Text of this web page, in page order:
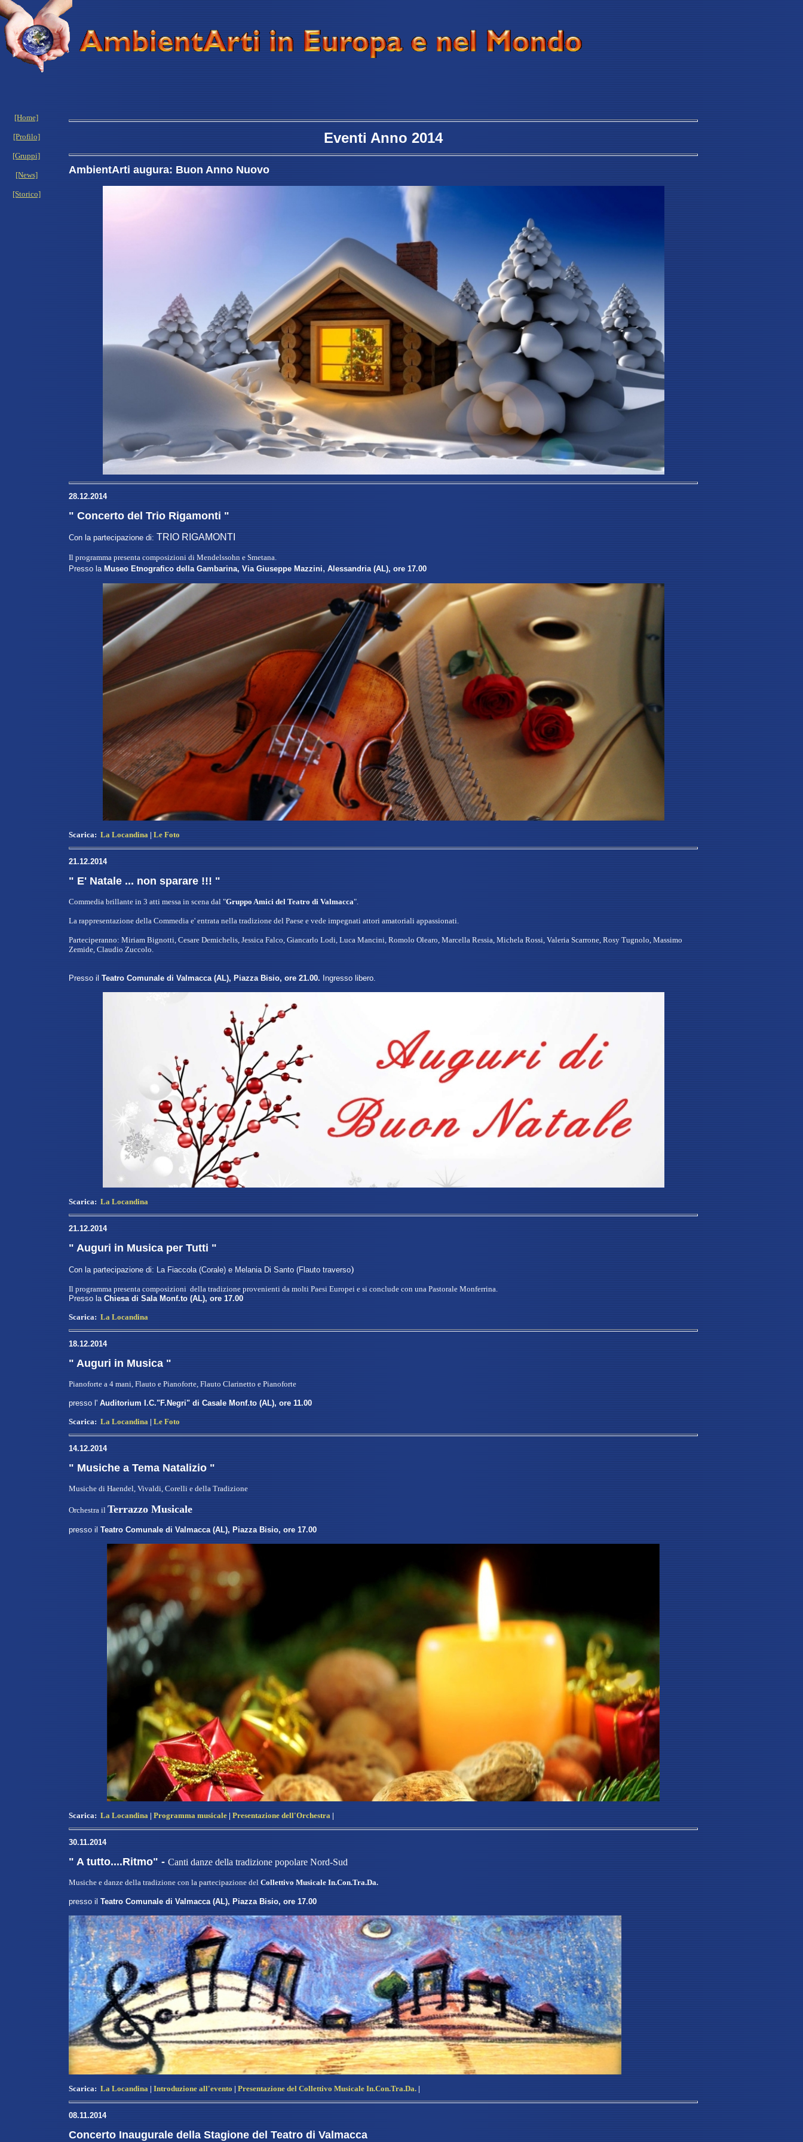
[Home]
[Profilo]
[Gruppi]
[News]
[Storico]
Eventi Anno 2014
AmbientArti augura: Buon Anno Nuovo
28.12.2014
" Concerto del Trio Rigamonti "
Con la partecipazione di: TRIO RIGAMONTI
Il programma presenta composizioni di Mendelssohn e Smetana.
Presso la Museo Etnografico della Gambarina, Via Giuseppe Mazzini, Alessandria (AL), ore 17.00
Scarica: La Locandina | Le Foto
21.12.2014
" E' Natale ... non sparare !!! "
Commedia brillante in 3 atti messa in scena dal "Gruppo Amici del Teatro di Valmacca".
La rappresentazione della Commedia e' entrata nella tradizione del Paese e vede impegnati attori amatoriali appassionati.
Parteciperanno: Miriam Bignotti, Cesare Demichelis, Jessica Falco, Giancarlo Lodi, Luca Mancini, Romolo Olearo, Marcella Ressia, Michela Rossi, Valeria Scarrone, Rosy Tugnolo, Massimo
Zemide, Claudio Zuccolo.
Presso il Teatro Comunale di Valmacca (AL), Piazza Bisio, ore 21.00. Ingresso libero.
Scarica: La Locandina
21.12.2014
" Auguri in Musica per Tutti "
Con la partecipazione di: La Fiaccola (Corale) e Melania Di Santo (Flauto traverso)
Il programma presenta composizioni della tradizione provenienti da molti Paesi Europei e si conclude con una Pastorale Monferrina.
Presso la Chiesa di Sala Monf.to (AL), ore 17.00
Scarica: La Locandina
18.12.2014
" Auguri in Musica "
Pianoforte a 4 mani, Flauto e Pianoforte, Flauto Clarinetto e Pianoforte
presso l' Auditorium I.C."F.Negri" di Casale Monf.to (AL), ore 11.00
Scarica: La Locandina | Le Foto
14.12.2014
" Musiche a Tema Natalizio "
Musiche di Haendel, Vivaldi, Corelli e della Tradizione
Orchestra il Terrazzo Musicale
presso il Teatro Comunale di Valmacca (AL), Piazza Bisio, ore 17.00
Scarica: La Locandina | Programma musicale | Presentazione dell'Orchestra |
30.11.2014
" A tutto....Ritmo" - Canti danze della tradizione popolare Nord-Sud
Musiche e danze della tradizione con la partecipazione del Collettivo Musicale In.Con.Tra.Da.
presso il Teatro Comunale di Valmacca (AL), Piazza Bisio, ore 17.00
Scarica: La Locandina | Introduzione all'evento | Presentazione del Collettivo Musicale In.Con.Tra.Da. |
08.11.2014
Concerto Inaugurale della Stagione del Teatro di Valmacca